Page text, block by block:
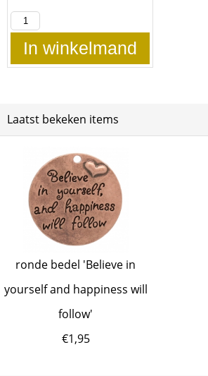
In winkelmand
Laatst bekeken items
ronde bedel 'Believe in
yourself and happiness will
follow'
€1,95